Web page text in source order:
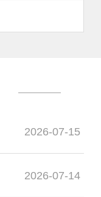
2026-07-15
2026-07-14